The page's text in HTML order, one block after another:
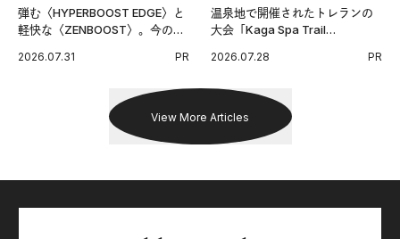
弾む〈HYPERBOOST EDGE〉と
軽快な〈ZENBOOST〉。今の時
出した新機軸。
2026.07.31 PR
温泉地で開催されたトレランの
大会「Kaga Spa Trail
戦を夢見るランナーたちの奮闘
2026.07.28 PR
View More Articles